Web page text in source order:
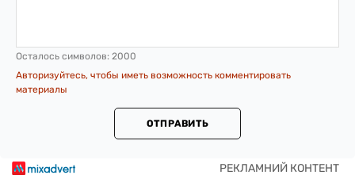
Осталось символов: 2000
Авторизуйтесь, чтобы иметь возможность комментировать
материалы
ОТПРАВИТЬ